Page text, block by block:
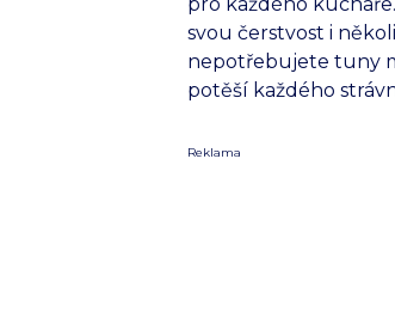
pro každého
svou čerstvost i
nepotřebujete tuny
potěší každého
Reklama